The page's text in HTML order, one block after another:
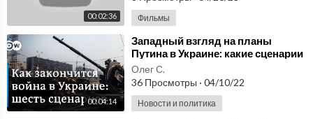
00:02:36 Фильмы
00:04:14
⁣Западный взгляд на планы
Путина в Украине: какие сценарии
наиболее вероятны?
Олег С.
36 Просмотры · 04/10/22
Новости и политика